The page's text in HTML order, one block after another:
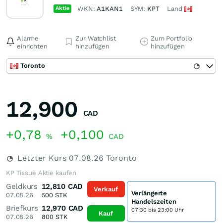
Aktie WKN:A1KAN1 SYM: KPT Land
Alarme
einrichten
Zur Watchlist
hinzufügen
Zum Portfolio
hinzufügen
Toronto
12,900 CAD
+0,78 % +0,100 CAD
Letzter Kurs 07.08.26 Toronto
KP Tissue Aktie kaufen
Geldkurs
07.08.26
12,810 CAD
500 STK
Briefkurs
07.08.26
12,970 CAD
800STK
Verkauf
Kauf
Verlängerte
Handelszeiten
07:30 bis 23:00 Uhr